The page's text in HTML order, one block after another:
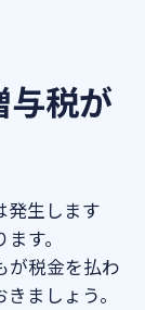
産税が
発生します
す。
が税金を払わ
ましょう。